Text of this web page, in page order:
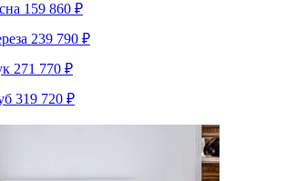
159 860 ₽
239 790 ₽
271 770 ₽
319 720 ₽